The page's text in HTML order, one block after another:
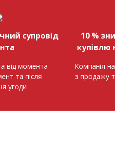
супровід
від момента
та після
угоди
10 %
купівлю
Компанія
з продажу